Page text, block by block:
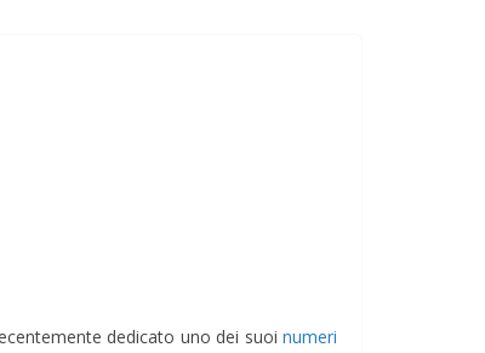
dedicato uno dei suoinumeri